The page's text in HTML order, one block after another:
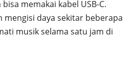
memakai kabel USB-C.
mengisi daya sekitar beberapa
musik selama satu jam di